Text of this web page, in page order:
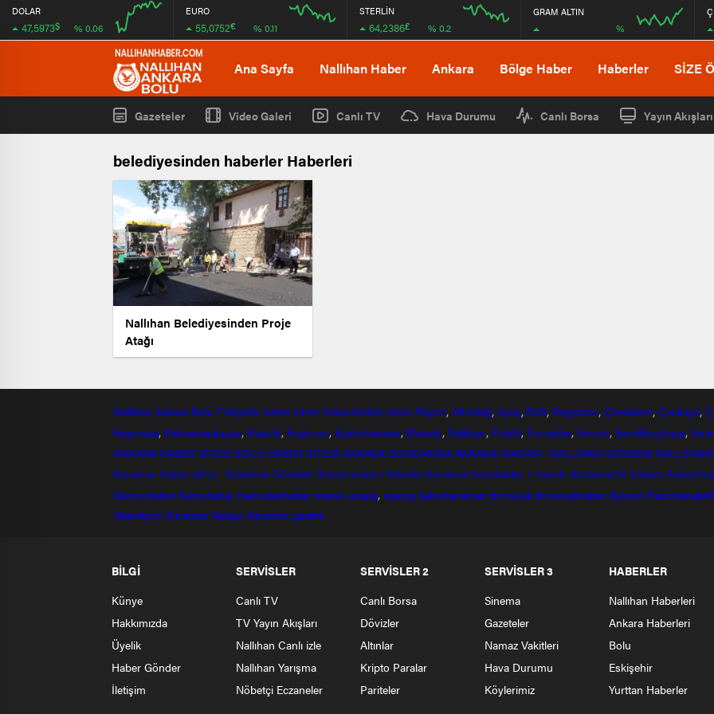
DOLAR
47,5973$ % 0.06
04:00 08:00
EURO
55,0752€ % 0.11
STERLİN
64,2386£ % 0.2
GRAM ALTIN
%
Ana Sayfa Nallıhan Haber Ankara Bölge Haber Haberler SİZE
Gazeteler Video Galeri Canlı TV Hava Durumu Canlı Borsa Yayın Akışları
belediyesinden haberler Haberleri
Nallıhan Belediyesinden Proje
Atağı
Nallıhan Ankara Bolu Eskişehir haber sitesi Ankarahabersitesi Akyurt,Altındağ,Ayaş, Balâ, Beypazarı, Çamlıdere, Çankaya,
Haymana, Kahramankazan, Kalecik, Keçiören, Kızılcahamam, Mamak, Nallıhan, Polatlı, Pursaklar, Sincan, Şereflikoçhisar,
ANKARA HABER SİTESİ BOLU HABER SİTESİ ANKARA SONDAKİKA ANKARA MASASI NALLIHAN GÜNDEM
Karaman Haber sitesi
Karaman Gündem Karamandan Haberler Karaman Sondakika Larende Karaman24 Ankara
Memurhaber Kamuhaber Kamudanhaber imaret asayiş, uyanış haberkaraman Ermenek Ermenekhaber Ayrancı
Televizyon Karaman Radyo Karaman gazete
BİLGİ
Künye
Hakkımızda
Üyelik
Haber Gönder
İletişim
SERVİSLER
Canlı TV
TV Yayın Akışları
Nallıhan Canlı izle
Nallıhan Yarışma
Nöbetçi Eczaneler
SERVİSLER 2
Canlı Borsa
Dövizler
Altınlar
Kripto Paralar
Pariteler
SERVİSLER 3
Sinema
Gazeteler
Namaz Vakitleri
Hava Durumu
Köylerimiz
HABERLER
Nallıhan Haberleri
Ankara Haberleri
Bolu
Eskişehir
Yurttan Haberler